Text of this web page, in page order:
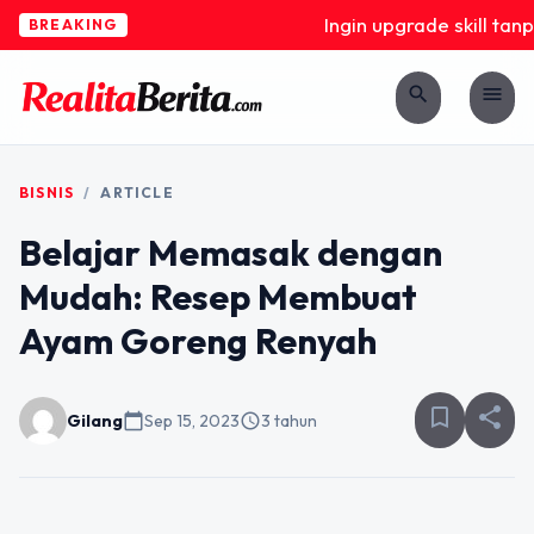
BREAKING Ingin upgrade skill
search menu
BISNIS / ARTICLE
Belajar Memasak dengan
Mudah: Resep Membuat
Ayam Goreng Renyah
Gilangcalendar_todaySep 15, 2023schedule3 tahun bookmark_border share